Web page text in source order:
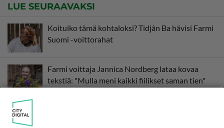
LUE SEURAAVAKSI
Koituiko tämä kohtaloksi? Tidjân Ba hävisi Farmi
Suomi -voittorahat
Farmi voittaja Jannica Nordberg lataa kovaa
tekstiä: "Mulla meni kaikki fiilikset saman tien"